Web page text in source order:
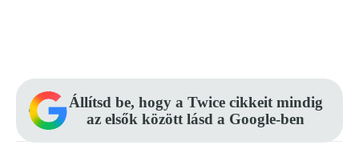
Állítsd be, hogy a Twice cikkeit mindig
az elsők között lásd a Google-ben